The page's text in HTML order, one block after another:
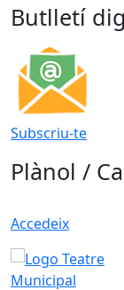
Butlletí
Subscriu-te
Plànol /
Accedeix